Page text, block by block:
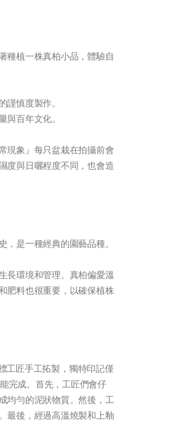
種植一株真柏小品，體驗自
慎度製作。
百年文化。
現象』每只盆栽在拍攝前會
度與日曬程度不同，也會造
是一種經典的園藝品種。
長環境和管理。真柏偏愛溫
肥料也很重要，以確保植株
工匠手工拓製，獨特印記僅
完成。首先，工匠們會仔
均勻的泥狀物質。然後，工
最後，經過高溫燒製和上釉